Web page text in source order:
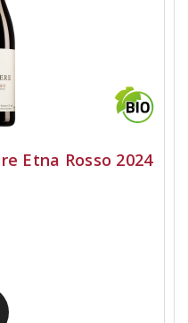
Etna Rosso 2024